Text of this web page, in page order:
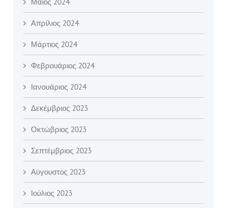
Απρίλιος 2024
Μάρτιος 2024
Φεβρουάριος 2024
Ιανουάριος 2024
Δεκέμβριος 2023
Οκτώβριος 2023
Σεπτέμβριος 2023
Αύγουστος 2023
Ιούλιος 2023